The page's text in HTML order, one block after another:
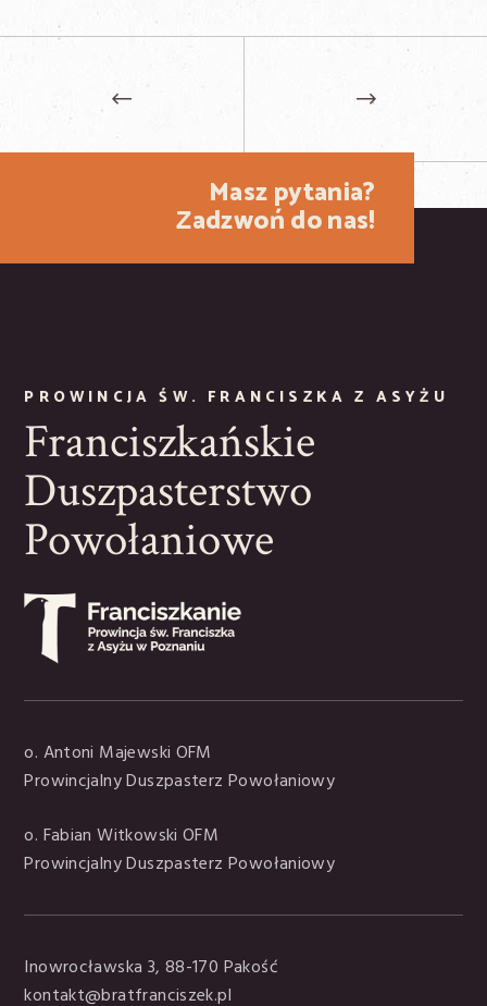
Masz pytania?
Zadzwoń do nas!
PROWINCJA ŚW. FRANCISZKA Z ASYŻU
Franciszkańskie
Duszpasterstwo
Powołaniowe
o. Antoni Majewski OFM
Prowincjalny Duszpasterz Powołaniowy
o. Fabian Witkowski OFM
Prowincjalny Duszpasterz Powołaniowy
Inowrocławska 3, 88-170 Pakość
kontakt@bratfranciszek.pl